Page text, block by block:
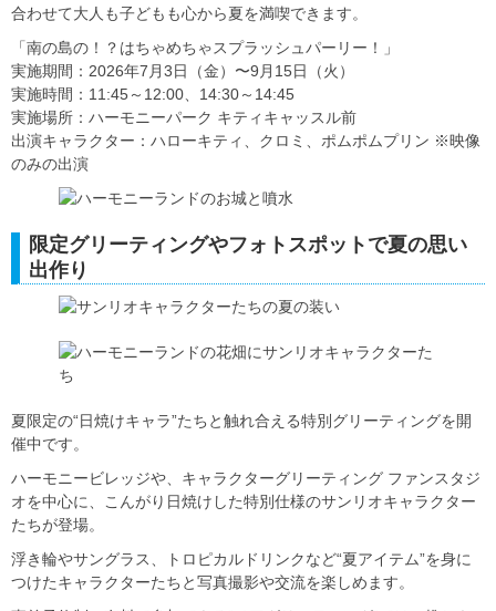
合わせて大人も子どもも心から夏を満喫できます。
「南の島の！？はちゃめちゃスプラッシュパーリー！」
実施期間：2026年7月3日（金）〜9月15日（火）
実施時間：11:45～12:00、14:30～14:45
実施場所：ハーモニーパーク キティキャッスル前
出演キャラクター：ハローキティ、クロミ、ポムポムプリン ※映像
のみの出演
限定グリーティングやフォトスポットで夏の思い
出作り
夏限定の“日焼けキャラ”たちと触れ合える特別グリーティングを開
催中です。
ハーモニービレッジや、キャラクターグリーティング ファンスタジ
オを中心に、こんがり日焼けした特別仕様のサンリオキャラクター
たちが登場。
浮き輪やサングラス、トロピカルドリンクなど“夏アイテム”を身に
つけたキャラクターたちと写真撮影や交流を楽しめます。